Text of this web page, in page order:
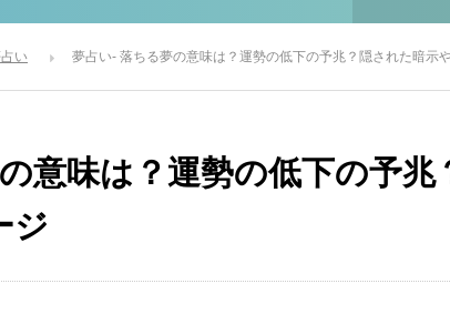
い 夢占い- 落ちる夢の意味は？運勢の低下の予兆？隠された暗示
意味は？運勢の低下の予兆
ジ